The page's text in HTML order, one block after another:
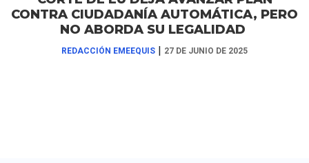
CONTRA CIUDADANÍA AUTOMÁTICA, PERO
NO ABORDA SU LEGALIDAD
REDACCIÓN EMEEQUIS | 27 DE JUNIO DE 2025